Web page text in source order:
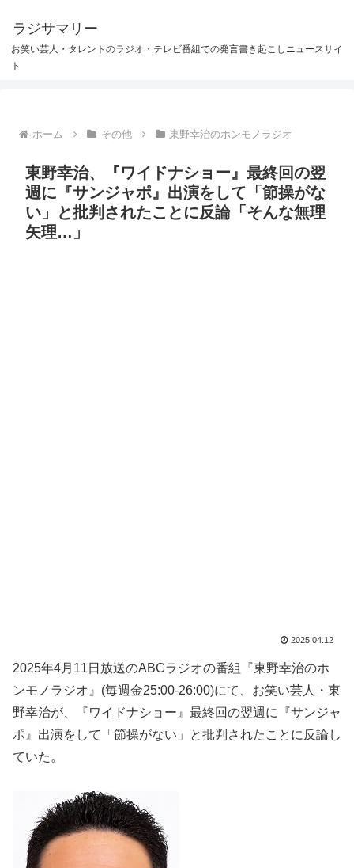
ラジサマリー
お笑い芸人・タレントのラジオ・テレビ番組での発言書き起こしニュースサイ
ト
ホーム その他 東野幸治のホンモノラジオ
東野幸治、『ワイドナショー』最終回の翌
週に『サンジャポ』出演をして「節操がな
い」と批判されたことに反論「そんな無理
矢理…」
2025.04.12
2025年4月11日放送のABCラジオの番組『東野幸治のホ
ンモノラジオ』(毎週金25:00-26:00)にて、お笑い芸人・東
野幸治が、『ワイドナショー』最終回の翌週に『サンジャ
ポ』出演をして「節操がない」と批判されたことに反論し
ていた。